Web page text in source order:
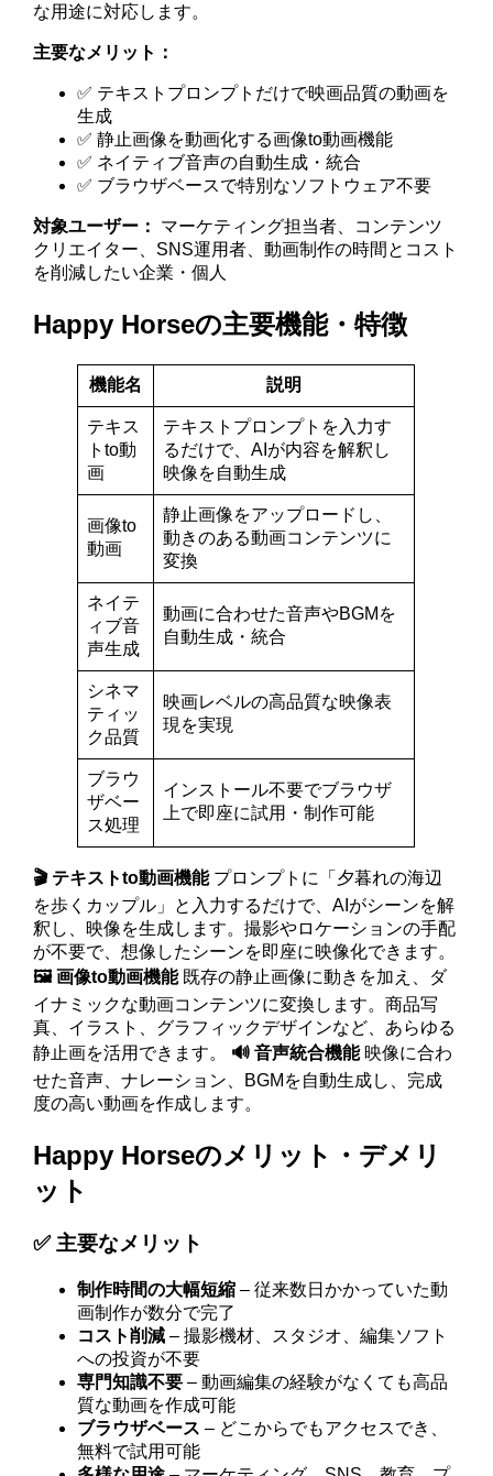
な用途に対応します。
主要なメリット：
✅ テキストプロンプトだけで映画品質の動画を
生成
✅ 静止画像を動画化する画像to動画機能
✅ ネイティブ音声の自動生成・統合
✅ ブラウザベースで特別なソフトウェア不要
対象ユーザー：
マーケティング担当者、コンテンツ
クリエイター、SNS運用者、動画制作の時間とコスト
を削減したい企業・個人
Happy Horseの主要機能・特徴
機能名 説明
テキス
トto動
画
テキストプロンプトを入力す
るだけで、AIが内容を解釈し
映像を自動生成
画像to
動画
静止画像をアップロードし、
動きのある動画コンテンツに
変換
ネイテ
ィブ音
声生成
動画に合わせた音声やBGMを
自動生成・統合
シネマ
ティッ
ク品質
映画レベルの高品質な映像表
現を実現
ブラウ
ザベー
ス処理
インストール不要でブラウザ
上で即座に試用・制作可能
🎬 テキストto動画機能プロンプトに「夕暮れの海辺
を歩くカップル」と入力するだけで、AIがシーンを解
釈し、映像を生成します。撮影やロケーションの手配
が不要で、想像したシーンを即座に映像化できます。
🖼️ 画像to動画機能既存の静止画像に動きを加え、ダ
イナミックな動画コンテンツに変換します。商品写
真、イラスト、グラフィックデザインなど、あらゆる
静止画を活用できます。 🔊 音声統合機能映像に合わ
せた音声、ナレーション、BGMを自動生成し、完成
度の高い動画を作成します。
Happy Horseのメリット・デメリ
ット
✅ 主要なメリット
制作時間の大幅短縮 – 従来数日かかっていた動
画制作が数分で完了
コスト削減 – 撮影機材、スタジオ、編集ソフト
への投資が不要
専門知識不要 – 動画編集の経験がなくても高品
質な動画を作成可能
ブラウザベース – どこからでもアクセスでき、
無料で試用可能